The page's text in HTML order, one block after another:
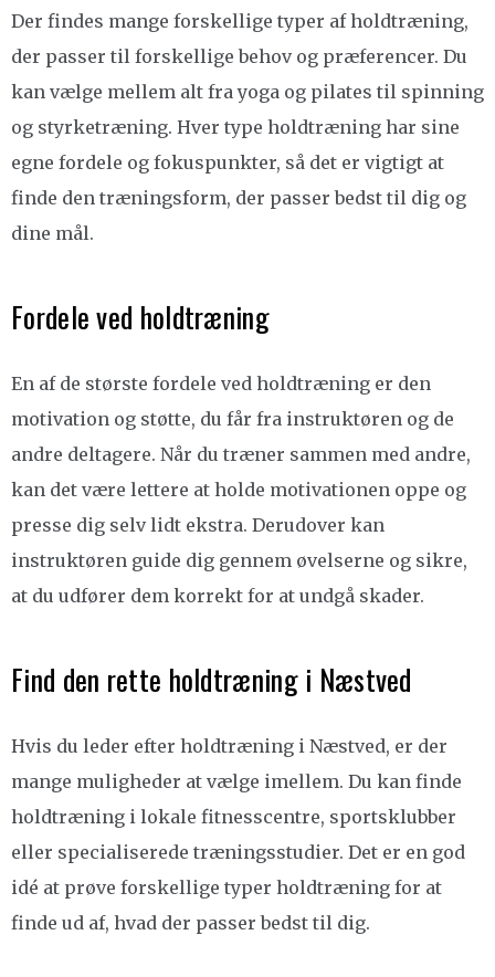
Der findes mange forskellige typer af holdtræning,
der passer til forskellige behov og præferencer. Du
kan vælge mellem alt fra yoga og pilates til spinning
og styrketræning. Hver type holdtræning har sine
egne fordele og fokuspunkter, så det er vigtigt at
finde den træningsform, der passer bedst til dig og
dine mål.
Fordele ved holdtræning
En af de største fordele ved holdtræning er den
motivation og støtte, du får fra instruktøren og de
andre deltagere. Når du træner sammen med andre,
kan det være lettere at holde motivationen oppe og
presse dig selv lidt ekstra. Derudover kan
instruktøren guide dig gennem øvelserne og sikre,
at du udfører dem korrekt for at undgå skader.
Find den rette holdtræning i Næstved
Hvis du leder efter holdtræning i Næstved, er der
mange muligheder at vælge imellem. Du kan finde
holdtræning i lokale fitnesscentre, sportsklubber
eller specialiserede træningsstudier. Det er en god
idé at prøve forskellige typer holdtræning for at
finde ud af, hvad der passer bedst til dig.